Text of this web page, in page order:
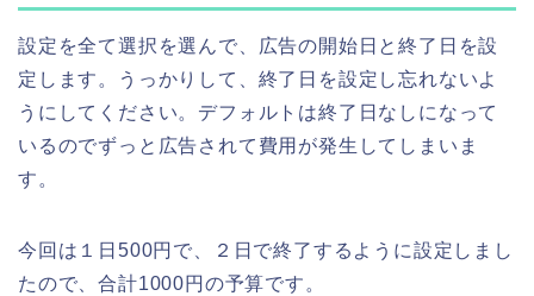
設定を全て選択を選んで、広告の開始日と終了日を設
定します。うっかりして、終了日を設定し忘れないよ
うにしてください。デフォルトは終了日なしになって
いるのでずっと広告されて費用が発生してしまいま
す。
今回は１日500円で、２日で終了するように設定しまし
たので、合計1000円の予算です。